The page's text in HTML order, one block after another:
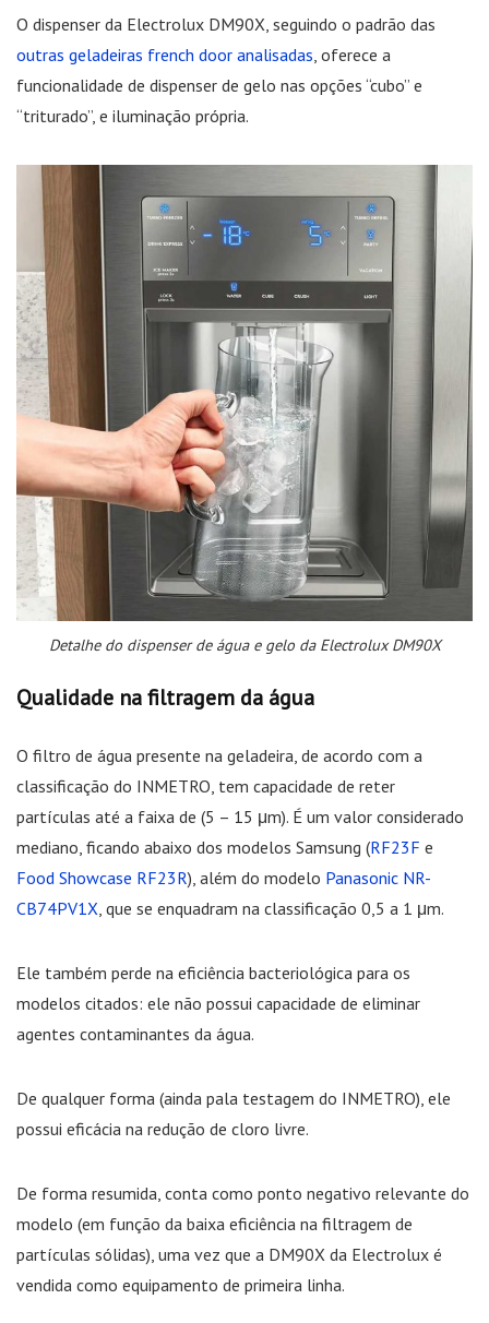
O dispenser da Electrolux DM90X, seguindo o padrão das
outras geladeiras french door analisadas, oferece a
funcionalidade de dispenser de gelo nas opções “cubo” e
“triturado”, e iluminação própria.
Detalhe do dispenser de água e gelo da Electrolux DM90X
Qualidade na filtragem da água
O filtro de água presente na geladeira, de acordo com a
classificação do INMETRO, tem capacidade de reter
partículas até a faixa de (5 – 15 μm). É um valor considerado
mediano, ficando abaixo dos modelos Samsung (RF23F e
Food Showcase RF23R), além do modelo Panasonic NR-
CB74PV1X, que se enquadram na classificação 0,5 a 1 μm.
Ele também perde na eficiência bacteriológica para os
modelos citados: ele não possui capacidade de eliminar
agentes contaminantes da água.
De qualquer forma (ainda pala testagem do INMETRO), ele
possui eficácia na redução de cloro livre.
De forma resumida, conta como ponto negativo relevante do
modelo (em função da baixa eficiência na filtragem de
partículas sólidas), uma vez que a DM90X da Electrolux é
vendida como equipamento de primeira linha.